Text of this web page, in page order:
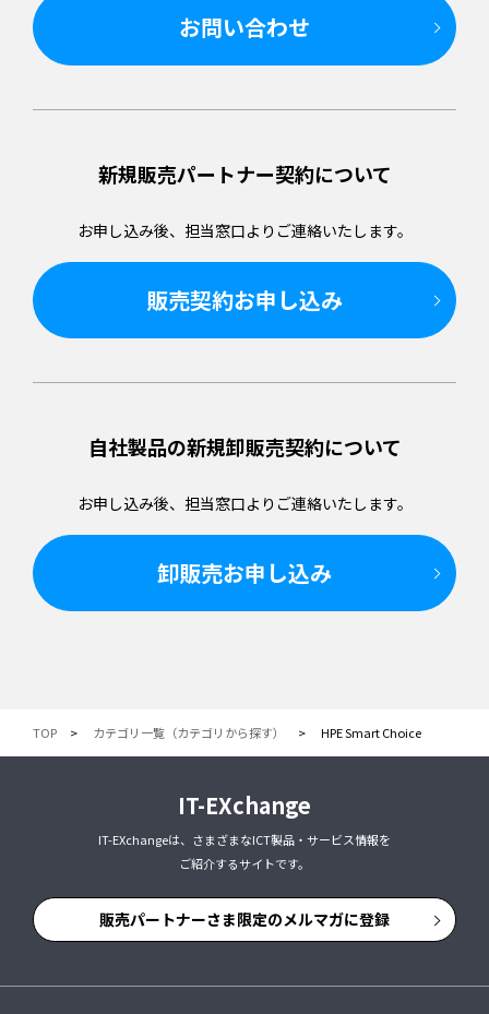
お問い合わせ
新規販売パートナー契約について
お申し込み後、担当窓口より ご連絡いたします。
販売契約お申し込み
自社製品の新規卸販売契約について
お申し込み後、担当窓口より ご連絡いたします。
卸販売お申し込み
TOP カテゴリ一覧（カテゴリから探す） HPE Smart Choice
IT-EXchange
IT-EXchangeは、さまざまなICT製品・サービス情報を
ご紹介するサイトです。
販売パートナーさま限定のメルマガに登録